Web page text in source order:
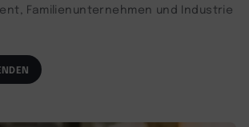
Familienunternehmen und Industrie